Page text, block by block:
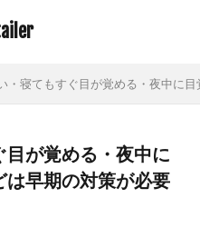
・寝てもすぐ目が覚める・夜中に
が覚める・夜中に
は早期の対策が必要